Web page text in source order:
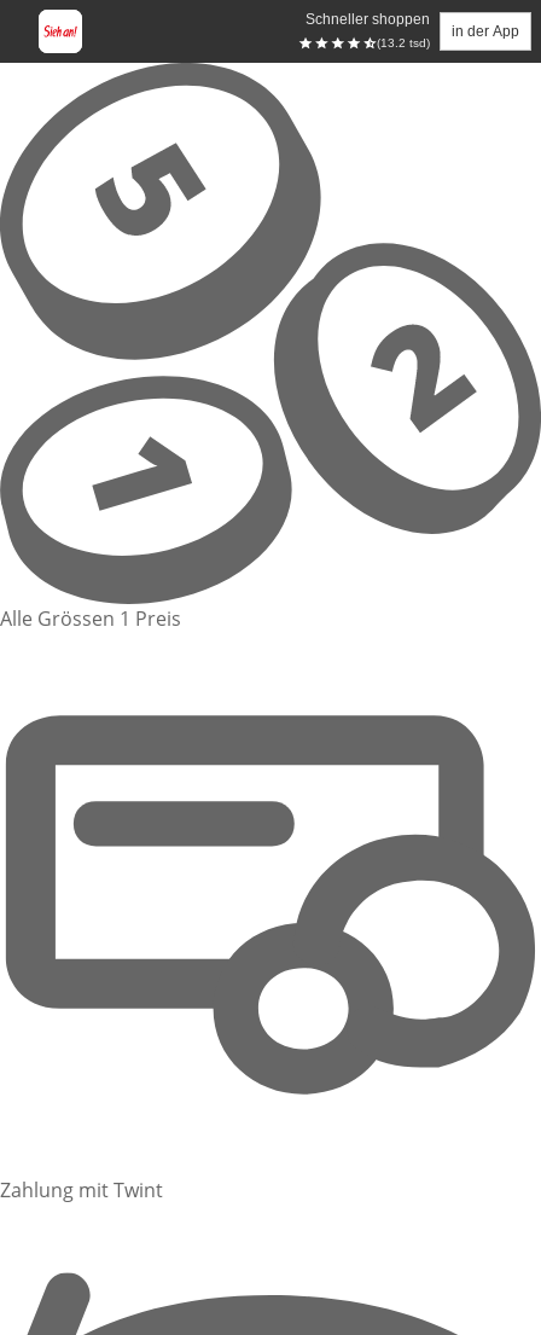
Schneller shoppen
(13.2 tsd)
in der App
Zum Hauptinhalt springen
Alle Grössen 1 Preis
Zahlung mit Twint